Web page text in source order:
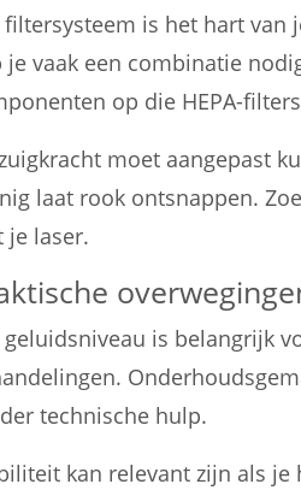
filtersysteem is het hart van
je vaak een combinatie
op die HEPA-
moet aangepast
laat rook ontsnappen.
je laser.
geluidsniveau is belangrijk
technische hulp.
kan relevant zijn als